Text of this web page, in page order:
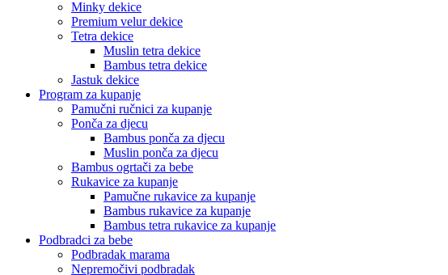
Minky dekice
Premium velur dekice
Tetra dekice
Muslin tetra dekice
Bambus tetra dekice
Jastuk dekice
Program za kupanje
Pamučni ručnici za kupanje
Ponča za djecu
Bambus ponča za djecu
Muslin ponča za djecu
Bambus ogrtači za bebe
Rukavice za kupanje
Pamučne rukavice za kupanje
Bambus rukavice za kupanje
Bambus tetra rukavice za kupanje
Podbradci za bebe
Podbradak marama
Nepremočivi podbradak